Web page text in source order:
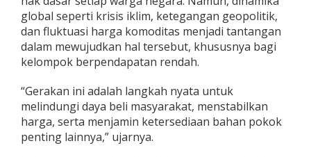
u
r
u
n
global seperti krisis iklim, ketegangan geopolitik,
dan fluktuasi harga komoditas menjadi tantangan
dalam mewujudkan hal tersebut, khususnya bagi
kelompok berpendapatan rendah.
“Gerakan ini adalah langkah nyata untuk
melindungi daya beli masyarakat, menstabilkan
harga, serta menjamin ketersediaan bahan pokok
penting lainnya,” ujarnya.